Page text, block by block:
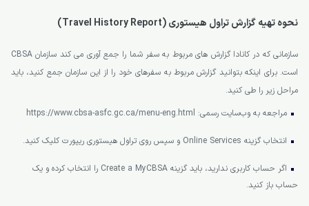
نحوه تهیه گزارش تراول هیستوری (Travel History Report)
سازمانی که در کانادا گزارش های مربوط به سفر شما را جمع آوری می کند سازمان CBSA
است. برای اینکه بتوانید گزارش مربوط به سفرهای خود را از این سازمان جمع کنید، باید
مراحل زیر را طی کنید.
مراجعه به وب‌سایت رسمی: https://www.cbsa-asfc.gc.ca/menu-eng.html
انتخاب گزینه Online Services و سپس روی تراول هیستوری ریپورت کلیک کنید.
اگر حساب کاربری ندارید، باید گزینه Create a MyCBSA را انتخاب کرده و یک
حساب باز کنید.